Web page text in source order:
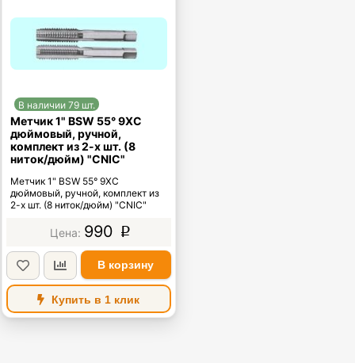
В наличии 79 шт.
Метчик 1" BSW 55° 9ХС
дюймовый, ручной,
комплект из 2-х шт. (8
ниток/дюйм) "CNIC"
Метчик 1" BSW 55° 9ХС
дюймовый, ручной, комплект из
2-х шт. (8 ниток/дюйм) "CNIC"
990 p
В корзину
Купить в 1 клик